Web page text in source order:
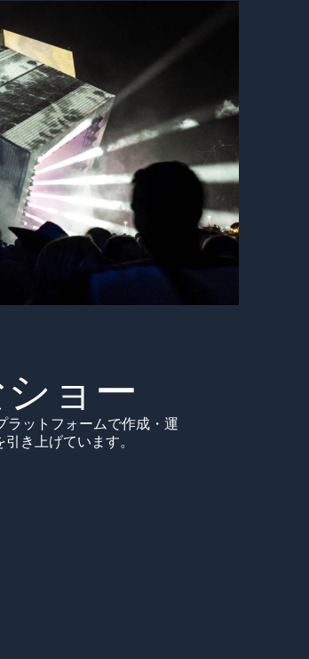
ョー
ットフォームで作成・運
き上げています。